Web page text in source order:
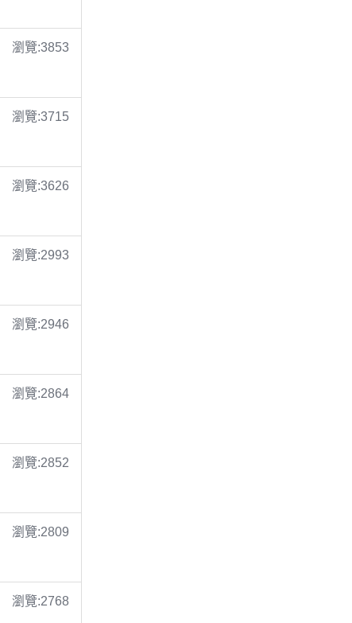
瀏覽:3853
瀏覽:3715
瀏覽:3626
瀏覽:2993
瀏覽:2946
瀏覽:2864
瀏覽:2852
瀏覽:2809
瀏覽:2768